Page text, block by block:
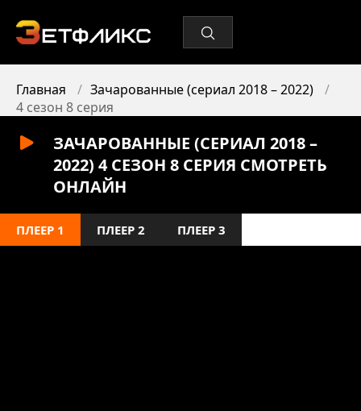
Главная
Зачарованные (сериал 2018 – 2022)
4 сезон 8 серия
ЗАЧАРОВАННЫЕ (СЕРИАЛ 2018 –
2022) 4 СЕЗОН 8 СЕРИЯ СМОТРЕТЬ
ОНЛАЙН
ПЛЕЕР 1 ПЛЕЕР 2 ПЛЕЕР 3